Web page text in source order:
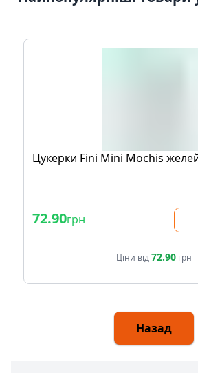
Цукерки Fini Mini Mochis
72.90грн
Ціни від72.90 грн
Назад